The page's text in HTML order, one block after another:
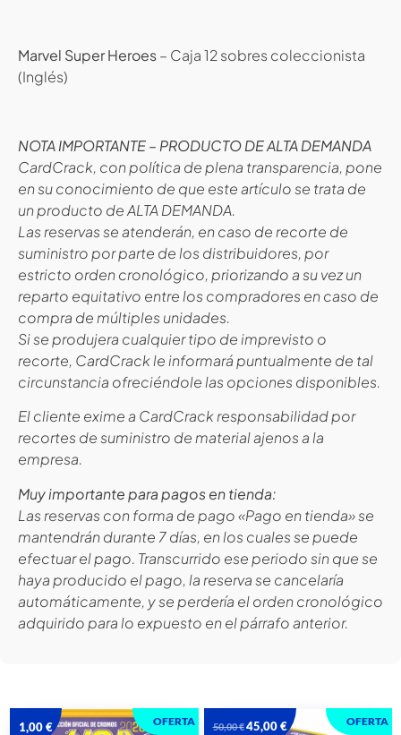
Marvel Super Heroes– Caja 12 sobres coleccionista
(Inglés)
NOTA IMPORTANTE – PRODUCTO DE ALTA DEMANDA
CardCrack, con política de plena transparencia, pone
en su conocimiento de que este artículo se trata de
un producto de ALTA DEMANDA.
Las reservas se atenderán, en caso de recorte de
suministro por parte de los distribuidores, por
estricto orden cronológico, priorizando a su vez un
reparto equitativo entre los compradores en caso de
compra de múltiples unidades.
Si se produjera cualquier tipo de imprevisto o
recorte, CardCrack le informará puntualmente de tal
circunstancia ofreciéndole las opciones disponibles.
El cliente exime a CardCrack responsabilidad por
recortes de suministro de material ajenos a la
empresa.
Muy importante para pagos en tienda:
Las reservas con forma de pago «Pago en tienda» se
mantendrán durante 7 días, en los cuales se puede
efectuar el pago. Transcurrido ese periodo sin que se
haya producido el pago, la reserva se cancelaría
automáticamente, y se perdería el orden cronológico
adquirido para lo expuesto en el párrafo anterior.
OFERTA
1,00€ OFERTA
50,00€45,00€